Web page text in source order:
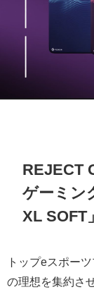
REJECT
ゲーミン
XL SOFT
トップeスポー
の理想を集約さ